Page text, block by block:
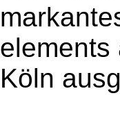
elements
Köln